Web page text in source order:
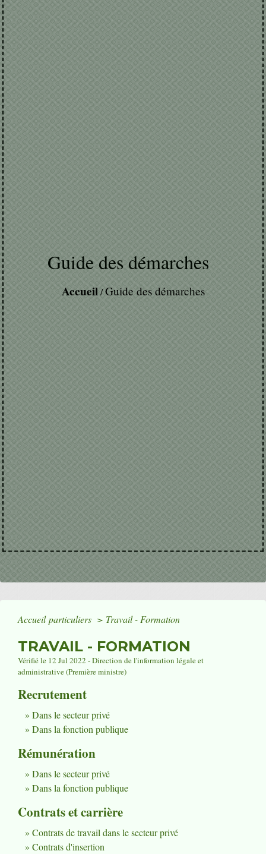
Guide des démarches
Accueil/Guide des démarches
Accueil particuliers > Travail - Formation
TRAVAIL - FORMATION
Vérifié le 12 Jul 2022 - Direction de l'information légale et
administrative (Première ministre)
Recrutement
Dans le secteur privé
Dans la fonction publique
Rémunération
Dans le secteur privé
Dans la fonction publique
Contrats et carrière
Contrats de travail dans le secteur privé
Contrats d'insertion